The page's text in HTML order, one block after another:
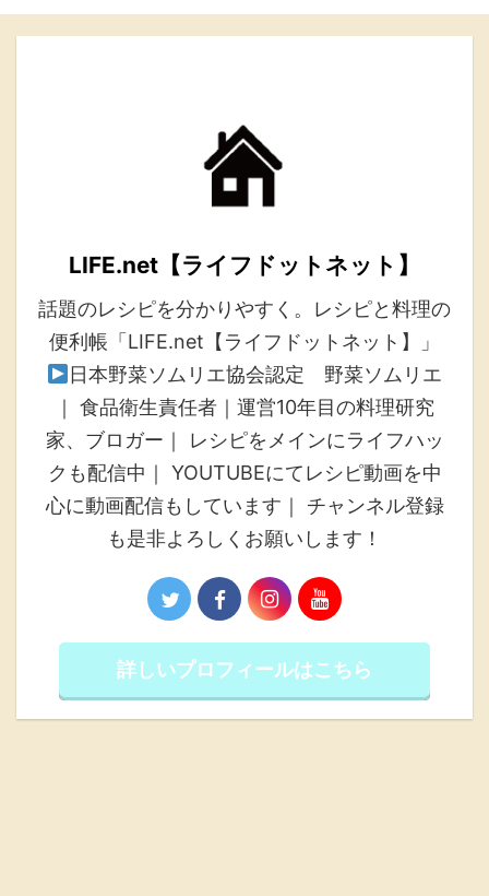
LIFE.net【ライフドットネット】
話題のレシピを分かりやすく。レシピと料理の
便利帳「LIFE.net【ライフドットネット】」
日本野菜ソムリエ協会認定 野菜ソムリエ
｜ 食品衛生責任者｜運営10年目の料理研究
家、ブロガー｜ レシピをメインにライフハッ
クも配信中｜ YOUTUBEにてレシピ動画を中
心に動画配信もしています｜ チャンネル登録
も是非よろしくお願いします！
詳しいプロフィールはこちら